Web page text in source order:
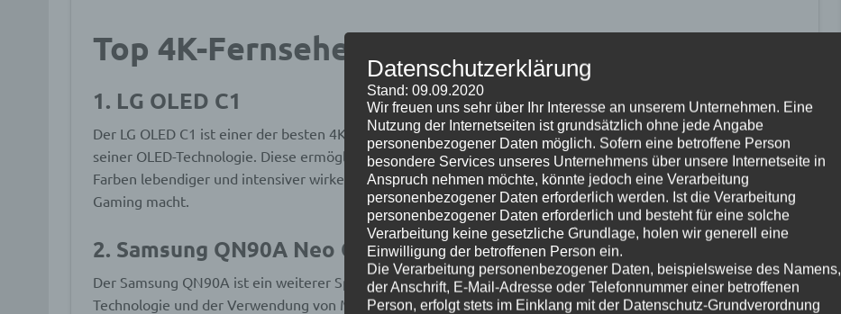
Top 4K-Fernseher Kaufempfehlungen
1. LG OLED C1
Der LG OLED C1 ist einer der besten 4K-Fernseher auf dem Markt und bietet ein hervorragendes Bild, dank
seiner OLED-Technologie. Diese ermöglicht perfekte Schwarzwerte und einen hohen Kontrast, wodurch die
Farben lebendiger und intensiver wirken. Der C1 verfügt zudem über HDMI 2.1 Anschlüsse, was ihn ideal für
Gaming macht.
2. Samsung QN90A Neo QLED
Der Samsung QN90A ist ein weiterer Spitzenreiter unter den 4K-Fernsehern. Dank seiner Neo QLED-
Technologie und der Verwendung von Mini-LEDs bietet dieser TV ein beeindruckendes Bild mit hohem
Datenschutzerklärung
Stand: 09.09.2020
Wir freuen uns sehr über Ihr Interesse an unserem Unternehmen. Eine
Nutzung der Internetseiten ist grundsätzlich ohne jede Angabe
personenbezogener Daten möglich. Sofern eine betroffene Person
besondere Services unseres Unternehmens über unsere Internetseite in
Anspruch nehmen möchte, könnte jedoch eine Verarbeitung
personenbezogener Daten erforderlich werden. Ist die Verarbeitung
personenbezogener Daten erforderlich und besteht für eine solche
Verarbeitung keine gesetzliche Grundlage, holen wir generell eine
Einwilligung der betroffenen Person ein.
Die Verarbeitung personenbezogener Daten, beispielsweise des Namens,
der Anschrift, E-Mail-Adresse oder Telefonnummer einer betroffenen
Person, erfolgt stets im Einklang mit der Datenschutz-Grundverordnung